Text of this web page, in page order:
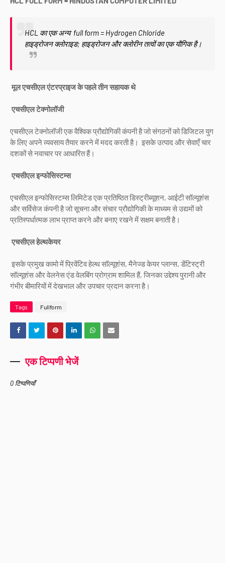
HCL का एक अन्य full form = Hydrogen Chloride
हाइड्रोजन क्लोराइड; हाइड्रोजन और क्लोरीन तत्वों का एक यौगिक है।
मूल एचसीएल एंटरप्राइज के पहले तीन सहायक थे
एचसीएल टेक्नोलॉजी
एचसीएल टेक्नोलॉजी एक वैश्विक प्रौद्योगिकी कंपनी है जो संगठनों को डिजिटल युग
के लिए अपने व्यवसाय तैयार करने में मदद करती है। इसके उत्पाद और सेवाएँ चार
दशकों से नवाचार पर आधारित हैं।
एचसीएल इन्फोसिस्टम्स
एचसीएल इन्फोसिस्टम्स लिमिटेड एक प्रतिष्ठित डिस्ट्रीब्यूशन, आईटी सॉल्यूशंस
और सर्विसेज कंपनी है जो सूचना और संचार प्रौद्योगिकी के माध्यम से उद्यमों को
प्रतिस्पर्धात्मक लाभ प्राप्त करने और बनाए रखने में सक्षम बनाती है।
एचसीएल हेल्थकेयर
‎इसके प्रमुख कामो में प्रिवेंटिव हेल्थ सॉल्यूशंस, मैनेज्ड केयर प्लान्स, डेंटिस्ट्री
सॉल्यूशंस और वेलनेस एंड वेलबिंग प्रोग्राम शामिल हैं, जिनका उद्देश्य पुरानी और
गंभीर बीमारियों में देखभाल और उपचार प्रदान करना है।
Tags Fullform
एक टिप्पणी भेजें
0 टिप्पणियाँ